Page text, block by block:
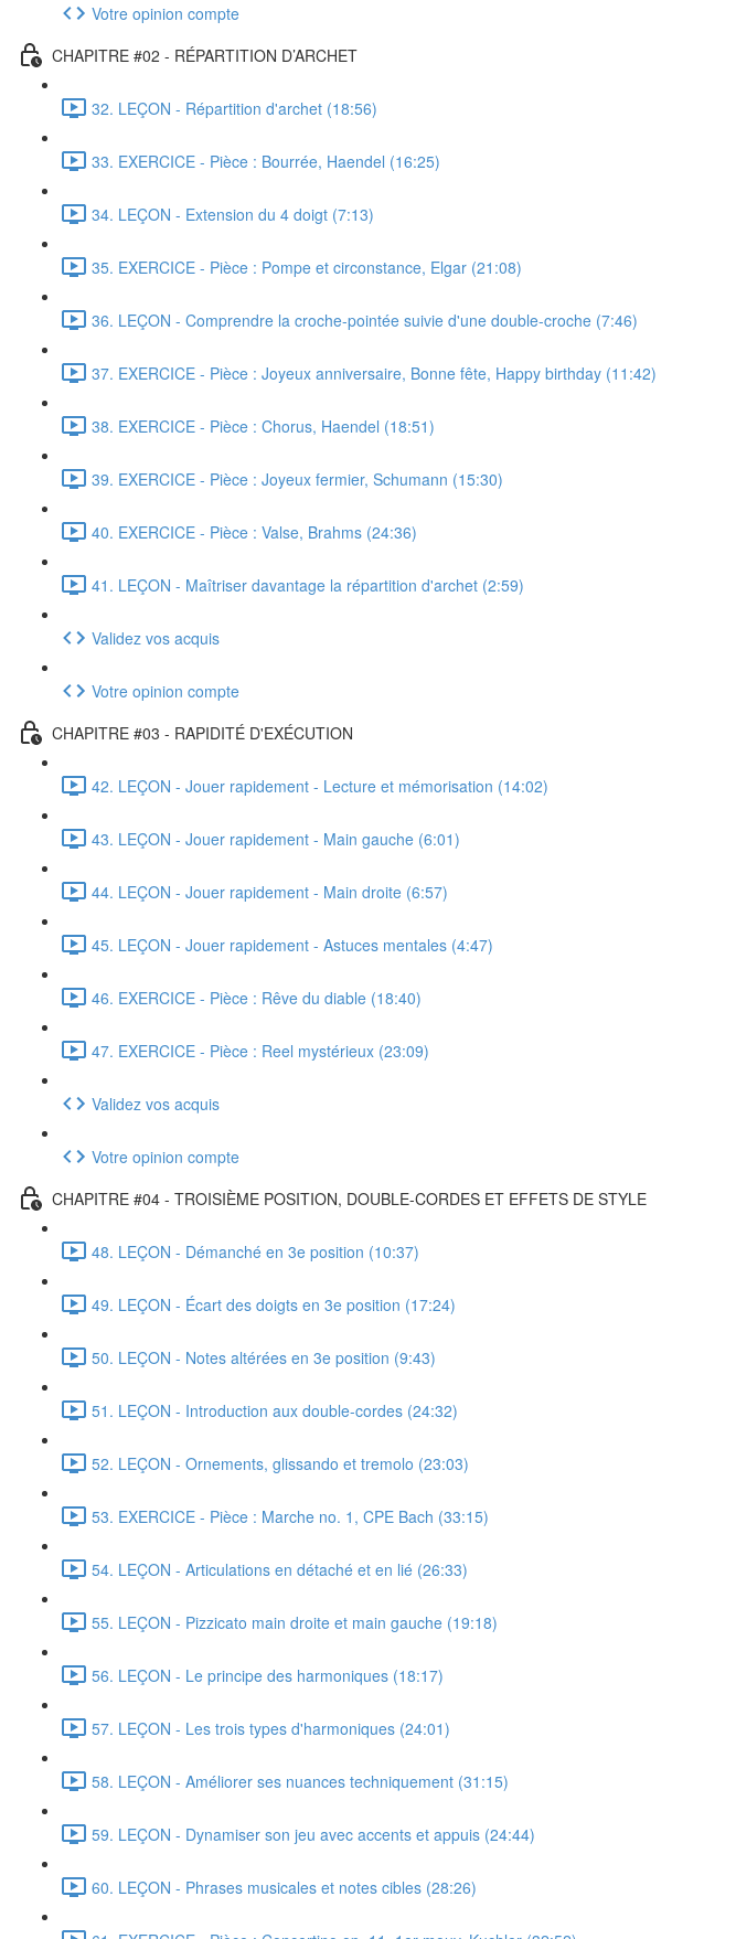
Votre opinion compte
CHAPITRE #02 - RÉPARTITION D’ARCHET
32. LEÇON - Répartition d'archet (18:56)
33. EXERCICE - Pièce : Bourrée, Haendel (16:25)
34. LEÇON - Extension du 4 doigt (7:13)
35. EXERCICE - Pièce : Pompe et circonstance, Elgar (21:08)
36. LEÇON - Comprendre la croche-pointée suivie d'une double-croche (7:46)
37. EXERCICE - Pièce : Joyeux anniversaire, Bonne fête, Happy birthday (11:42)
38. EXERCICE - Pièce : Chorus, Haendel (18:51)
39. EXERCICE - Pièce : Joyeux fermier, Schumann (15:30)
40. EXERCICE - Pièce : Valse, Brahms (24:36)
41. LEÇON - Maîtriser davantage la répartition d'archet (2:59)
Validez vos acquis
Votre opinion compte
CHAPITRE #03 - RAPIDITÉ D'EXÉCUTION
42. LEÇON - Jouer rapidement - Lecture et mémorisation (14:02)
43. LEÇON - Jouer rapidement - Main gauche (6:01)
44. LEÇON - Jouer rapidement - Main droite (6:57)
45. LEÇON - Jouer rapidement - Astuces mentales (4:47)
46. EXERCICE - Pièce : Rêve du diable (18:40)
47. EXERCICE - Pièce : Reel mystérieux (23:09)
Validez vos acquis
Votre opinion compte
CHAPITRE #04 - TROISIÈME POSITION, DOUBLE-CORDES ET EFFETS DE STYLE
48. LEÇON - Démanché en 3e position (10:37)
49. LEÇON - Écart des doigts en 3e position (17:24)
50. LEÇON - Notes altérées en 3e position (9:43)
51. LEÇON - Introduction aux double-cordes (24:32)
52. LEÇON - Ornements, glissando et tremolo (23:03)
53. EXERCICE - Pièce : Marche no. 1, CPE Bach (33:15)
54. LEÇON - Articulations en détaché et en lié (26:33)
55. LEÇON - Pizzicato main droite et main gauche (19:18)
56. LEÇON - Le principe des harmoniques (18:17)
57. LEÇON - Les trois types d'harmoniques (24:01)
58. LEÇON - Améliorer ses nuances techniquement (31:15)
59. LEÇON - Dynamiser son jeu avec accents et appuis (24:44)
60. LEÇON - Phrases musicales et notes cibles (28:26)